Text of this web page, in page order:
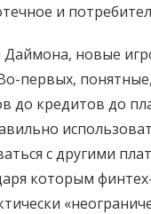
и
новые
первых,
до кредитов до
с другими
которым